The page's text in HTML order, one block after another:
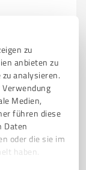
zu
anbieten zu
analysieren.
Medien,
führen diese
Daten
oder die sie im
haben.
INFRASTRUCTURE
DIVERSITÄT